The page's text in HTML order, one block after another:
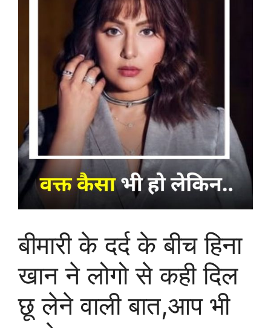
बीमारी के दर्द के बीच हिना
खान ने लोगो से कही दिल
छू लेने वाली बात,आप भी